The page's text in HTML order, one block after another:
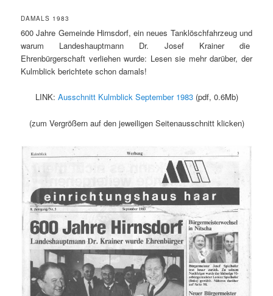
DAMALS 1983
600 Jahre Gemeinde Hirnsdorf, ein neues Tanklöschfahrzeug und
warum Landeshauptmann Dr. Josef Krainer die
Ehrenbürgerschaft verliehen wurde: Lesen sie mehr darüber, der
Kulmblick berichtete schon damals!
LINK: Ausschnitt Kulmblick September 1983(pdf, 0.6Mb)
(zum Vergrößern auf den jeweiligen Seitenausschnitt klicken)